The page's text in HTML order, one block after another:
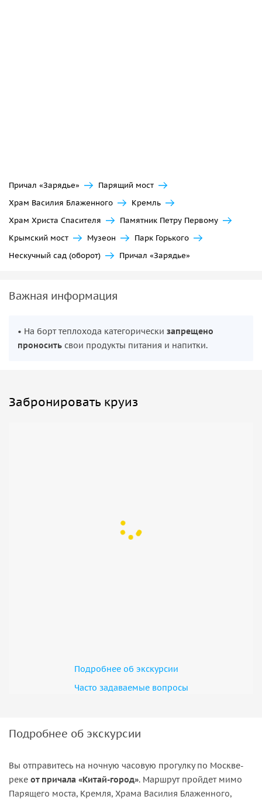
Причал «Зарядье»
Парящий мост
Храм Василия Блаженного
Кремль
Храм Христа Спасителя
Памятник Петру Первому
Крымский мост
Музеон
Парк Горького
Нескучный сад (оборот)
Причал «Зарядье»
Важная информация
• На борт теплохода категорически запрещено
проносить свои продукты питания и напитки.
Забронировать круиз
Подробнее об экскурсии
Часто задаваемые вопросы
Подробнее об экскурсии
Вы отправитесь на ночную часовую прогулку по Москве-
реке от причала «Китай-город». Маршрут пройдет мимо
Парящего моста, Кремля, Храма Василия Блаженного,